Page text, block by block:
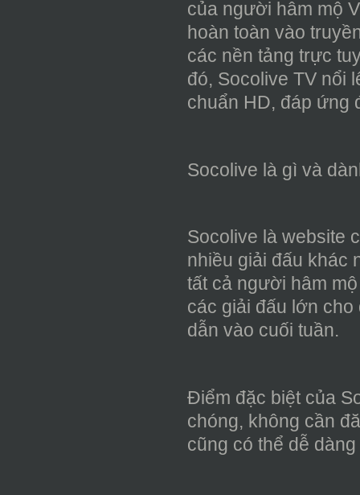
của người hâm mộ
hoàn toàn vào
các nền tảng trực
đó, Socolive TV nổi
chuẩn HD, đáp ứng
Socolive là gì và
Socolive là website
nhiều giải đấu khác
tất cả người hâm
các giải đấu lớn
dẫn vào cuối tuần.
Điểm đặc biệt của
chóng, không cần
cũng có thể dễ